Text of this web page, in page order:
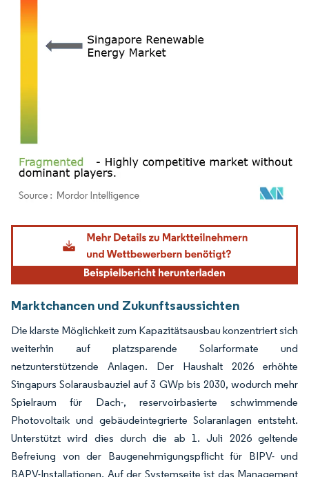
Bild © Mordor Intelligence. Wiederverwendung erfordert Namensnennung gemäß
Marktchancen und Zukunftsaussichten
Die klarste Möglichkeit zum Kapazitätsausbau konzentriert sich
weiterhin auf platzsparende Solarformate und
netzunterstützende Anlagen. Der Haushalt 2026 erhöhte
Singapurs Solarausbauziel auf 3 GWp bis 2030, wodurch mehr
Spielraum für Dach-, reservoirbasierte schwimmende
Photovoltaik und gebäudeintegrierte Solaranlagen entsteht.
Unterstützt wird dies durch die ab 1. Juli 2026 geltende
Befreiung von der Baugenehmigungspflicht für BIPV- und
BAPV-Installationen. Auf der Systemseite ist das Management